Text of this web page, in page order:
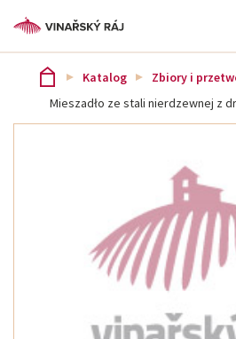
Katalog Zbiory i
Mieszadło ze stali nierdzewnej z